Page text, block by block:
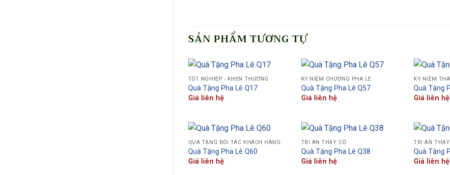
SẢN PHẨM TƯƠNG TỰ
TỐT NGHIỆP - KHEN THƯỞNG
Quà Tặng Pha Lê Q17
Giá liên hệ
KỶ NIỆM CHƯƠNG PHA LÊ
Quà Tặng Pha Lê Q57
Giá liên hệ
KỶ NIỆM
Quà Tặng
Giá liên hệ
QUÀ TẶNG ĐỐI TÁC KHÁCH HÀNG
Quà Tặng Pha Lê Q60
Giá liên hệ
TRI ÂN THẦY CÔ
Quà Tặng Pha Lê Q38
Giá liên hệ
TRI ÂN THẦY
Quà Tặng
Giá liên hệ